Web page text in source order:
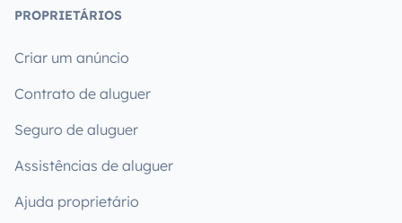
PROPRIETÁRIOS
Criar um anúncio
Contrato de aluguer
Seguro de aluguer
Assistências de aluguer
Ajuda proprietário